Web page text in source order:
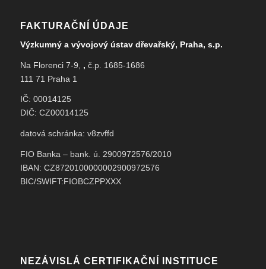
FAKTURAČNÍ ÚDAJE
Výzkumný a vývojový ústav dřevařský, Praha, s.p.
Na Florenci 7-9, , č.p. 1685-1686
111 71 Praha 1
IČ: 00014125
DIČ: CZ00014125
datová schránka: v8zvffd
FIO Banka – bank. ú. 2900972576/2010
IBAN: CZ8720100000002900972576
BIC/SWIFT:FIOBCZPPXXX
NEZÁVISLÁ CERTIFIKAČNÍ INSTITUCE